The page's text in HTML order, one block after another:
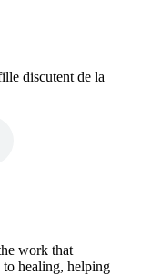
discutent de la
work that
healing, helping